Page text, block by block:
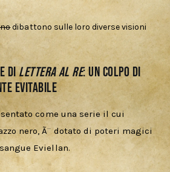
dibattono sulle loro diverse visioni
diLettera al Re: un colpo di
evitabile
come una serie il cui
nero, Ã¨ dotato di poteri magici
Eviellan.